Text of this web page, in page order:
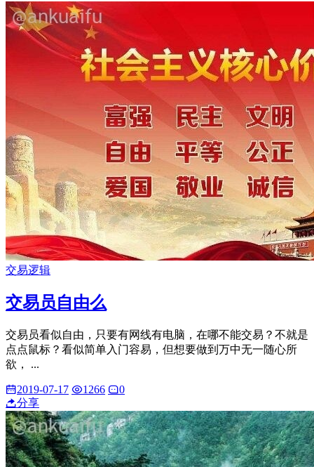
交易逻辑
交易员自由么
交易员看似自由，只要有网线有电脑，在哪不能交易？不就是
点点鼠标？看似简单入门容易，但想要做到万中无一随心所
欲， ...
2019-07-17 1266
0
分享